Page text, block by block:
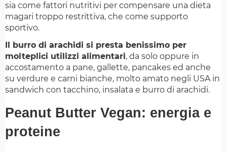
sia come fattori nutritivi per compensare una dieta
magari troppo restrittiva, che come supporto
sportivo.
Il burro di arachidi si presta benissimo per
molteplici utilizzi alimentari, da solo oppure in
accostamento a pane, gallette, pancakes ed anche
su verdure e carni bianche, molto amato negli USA in
sandwich con tacchino, insalata e burro di arachidi.
Peanut Butter Vegan: energia e
proteine